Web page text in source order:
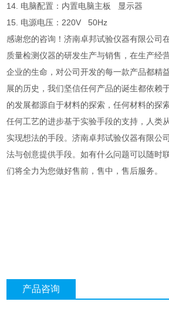
14. 电脑配置：内置电脑主板 显示器
15. 电源电压：220V 50Hz
感谢您的咨询！济南卓邦试验仪器有限公司
质量检测仪器的研发生产与销售，在生产经
企业的生命，对公司开发的每一款产品都精
展的历史，我们坚信任何产品的诞生都依赖
的发展都源自于材料的探索，任何材料的探
任何工艺的进步基于实验手段的支持，人类
实现想法的手段。济南卓邦试验仪器有限公
法与创意提供手段。如有什么问题可以随时
们将全力为您做好售前，售中，售后服务。
产品咨询